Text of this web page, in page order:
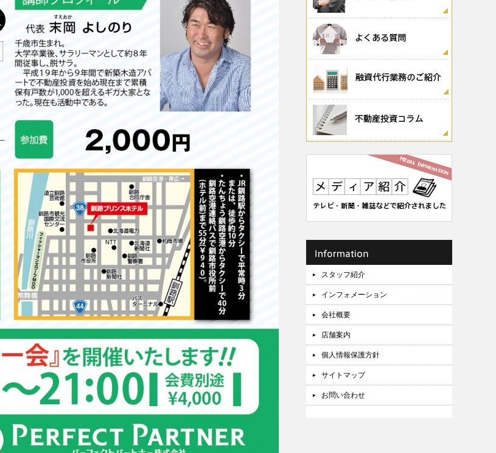
スタッフ紹介
インフォメーション
会社概要
店舗案内
個人情報保護方針
サイトマップ
お問い合わせ